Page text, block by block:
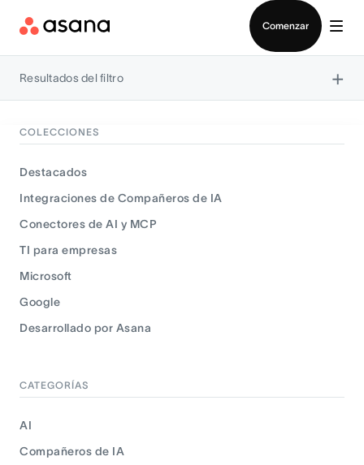
Comenzar
Resultados del filtro ×
COLECCIONES
Destacados
Integraciones de Compañeros de IA
Conectores de AI y MCP
TI para empresas
Microsoft
Google
Desarrollado por Asana
CATEGORÍAS
AI
Compañeros de IA